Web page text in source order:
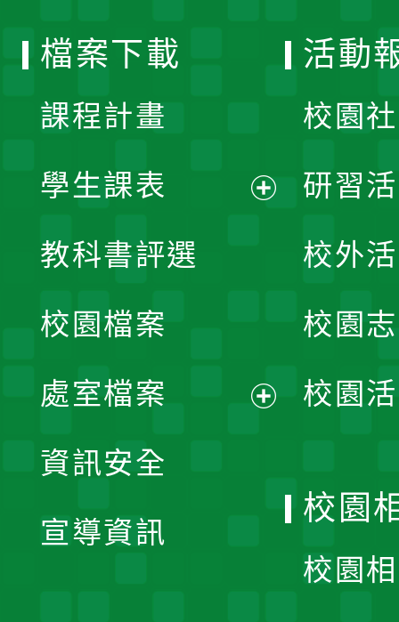
檔案下載
課程計畫
學生課表
單
教科書評選
校園檔案
處室檔案
資訊安全
宣導資訊
活動
校園
研習
校外
校園
校園
校園
校園